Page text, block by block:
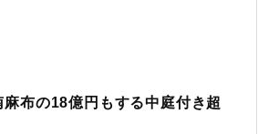
布の18億円もする中庭付き超